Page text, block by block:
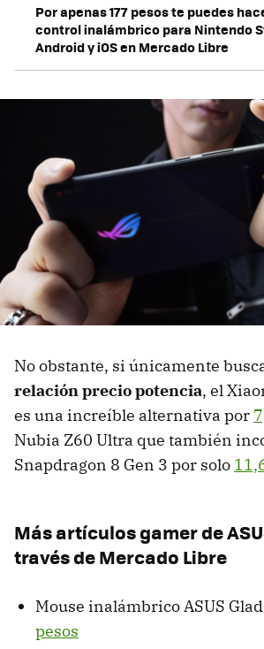
Por apenas 177 pesos te puedes
control inalámbrico para Nintendo
Android y iOS en Mercado Libre
No obstante, si únicamente
relación precio potencia, el
es una increíble alternativa por
Nubia Z60 Ultra que también
Snapdragon 8 Gen 3 por solo
Más artículos gamer de
través de Mercado Libre
Mouse inalámbrico ASUS
pesos